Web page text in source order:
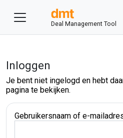
Deal Management Tool
Inloggen
Je bent niet ingelogd en hebt
pagina te bekijken.
Gebruikersnaam of e-